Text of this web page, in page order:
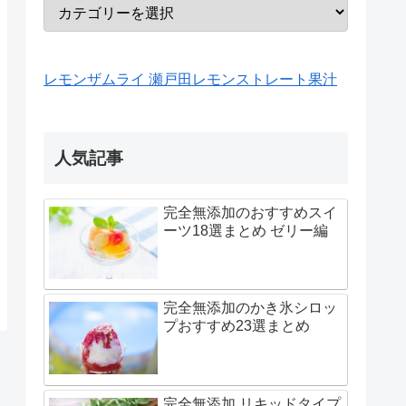
レモンザムライ 瀬戸田レモンストレート果汁
人気記事
完全無添加のおすすめスイ
ーツ18選まとめ ゼリー編
完全無添加のかき氷シロッ
プおすすめ23選まとめ